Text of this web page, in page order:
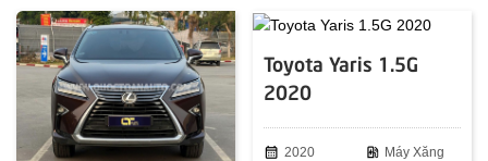
Toyota Yaris 1.5G
2020
calendar_month 2020 ev_station Máy Xăng